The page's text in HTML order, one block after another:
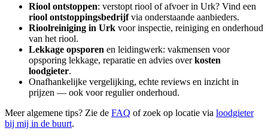
Riool ontstoppen: verstopt riool of afvoer in Urk? Vind een
riool ontstoppingsbedrijfvia onderstaande aanbieders.
Rioolreiniging in Urk voor inspectie, reiniging en onderhoud
van het riool.
Lekkage opsporen en leidingwerk: vakmensen voor
opsporing lekkage, reparatie en advies overkosten
loodgieter.
Onafhankelijke vergelijking, echte reviews en inzicht in
prijzen — ook voor regulier onderhoud.
Meer algemene tips? Zie de FAQ of zoek op locatie via loodgieter
bij mij in de buurt.